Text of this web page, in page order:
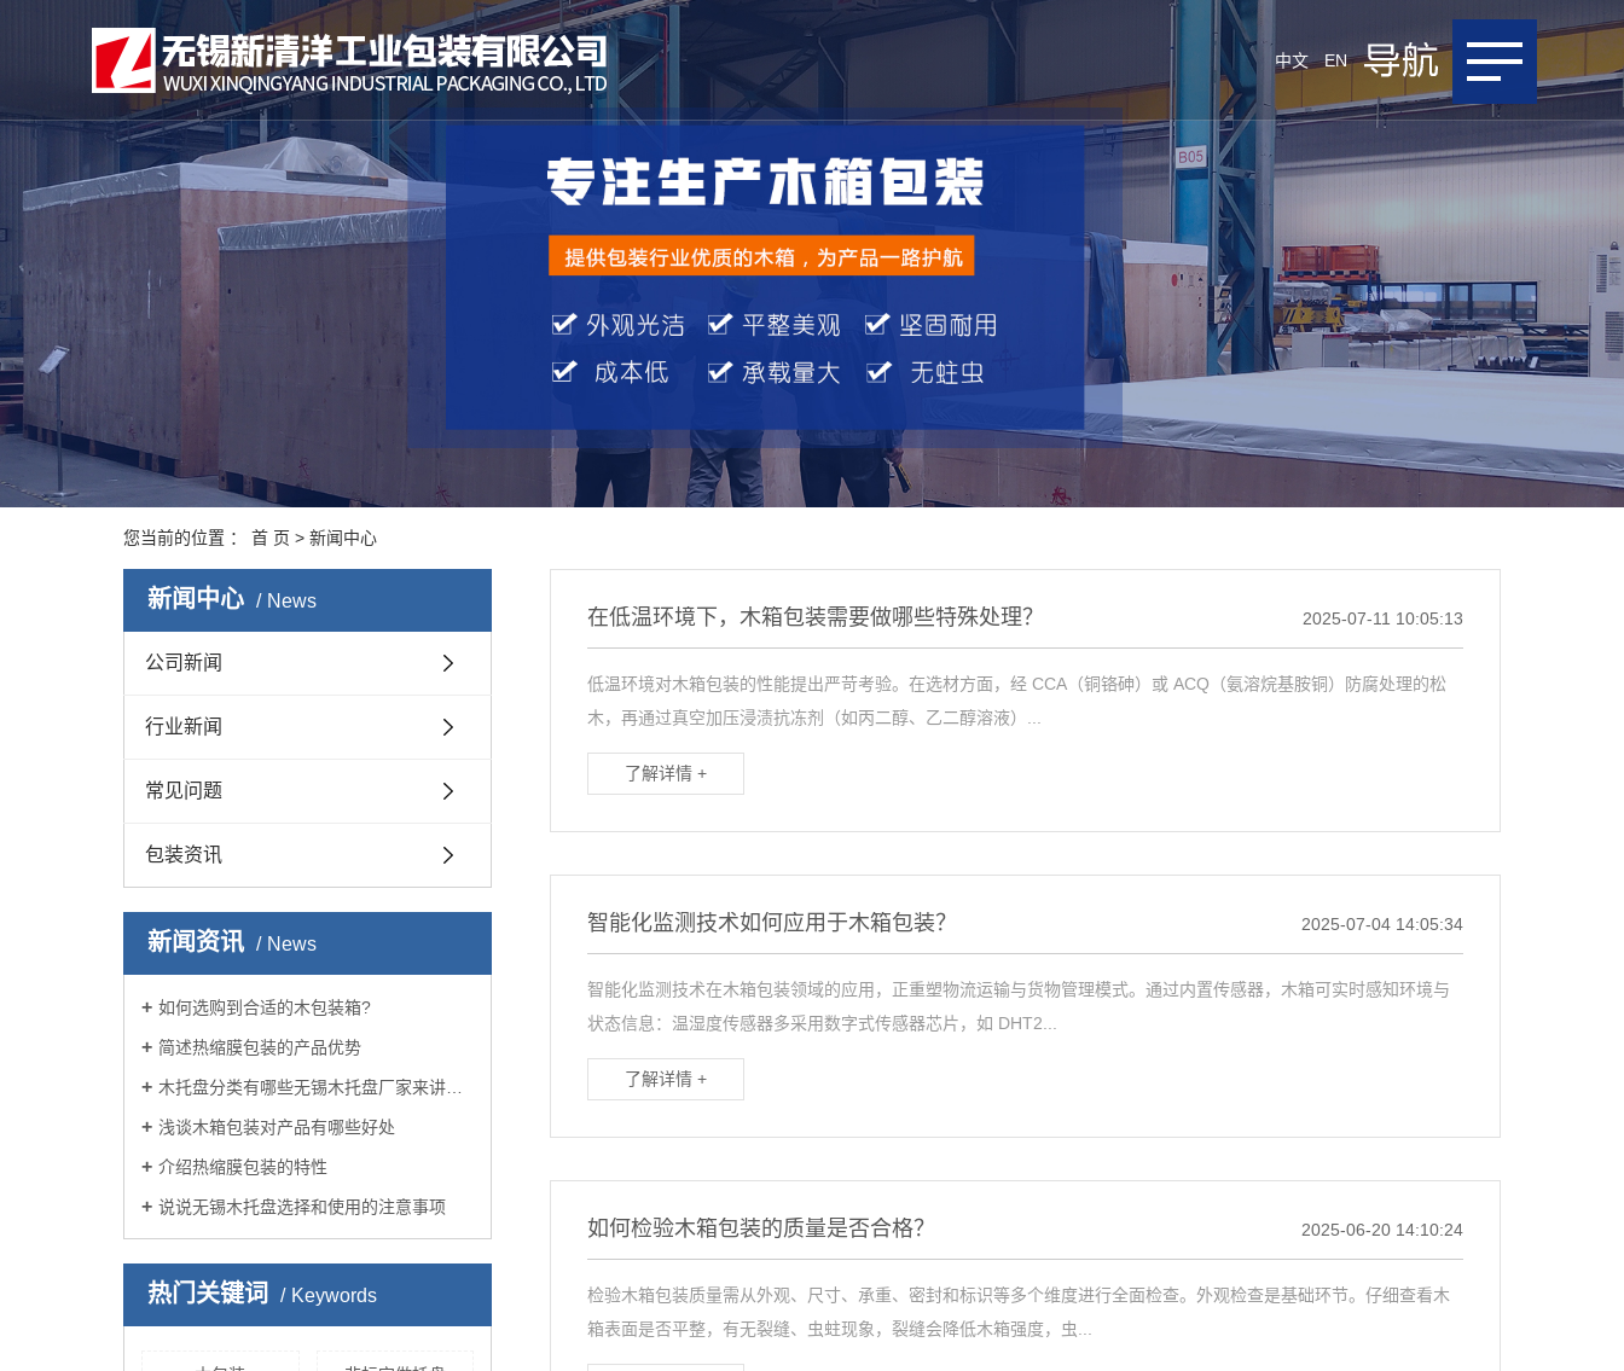
中文 EN
您当前的位置 ： 首 页 > 新闻中心
新闻中心 News
公司新闻
行业新闻
常见问题
包装资讯
新闻资讯 News
如何选购到合适的木包装箱?
简述热缩膜包装的产品优势
木托盘分类有哪些无锡木托盘厂家来讲述？
浅谈木箱包装对产品有哪些好处
介绍热缩膜包装的特性
说说无锡木托盘选择和使用的注意事项
热门关键词 Keywords
在低温环境下，木箱包装需要做哪些特殊处理？ 2025-07-11 10:05:13
低温环境对木箱包装的性能提出严苛考验。在选材方面，经 CCA（铜铬砷）或 ACQ（氨溶烷基胺铜）防腐处理的松
木，再通过真空加压浸渍抗冻剂（如丙二醇、乙二醇溶液）...
了解详情 +
智能化监测技术如何应用于木箱包装？ 2025-07-04 14:05:34
智能化监测技术在木箱包装领域的应用，正重塑物流运输与货物管理模式。通过内置传感器，木箱可实时感知环境与
状态信息：温湿度传感器多采用数字式传感器芯片，如 DHT2...
了解详情 +
如何检验木箱包装的质量是否合格？ 2025-06-20 14:10:24
检验木箱包装质量需从外观、尺寸、承重、密封和标识等多个维度进行全面检查。外观检查是基础环节。仔细查看木
箱表面是否平整，有无裂缝、虫蛀现象，裂缝会降低木箱强度，虫...